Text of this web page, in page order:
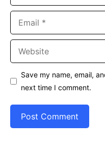
Save my name, email,
next time I comment.